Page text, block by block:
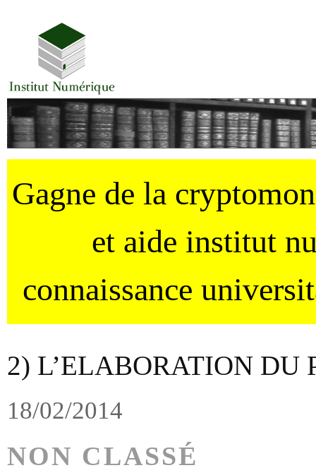
Gagne de la
et aide institut
connaissance
2) L’ELABORATION DU
18/02/2014
NON CLASSÉ